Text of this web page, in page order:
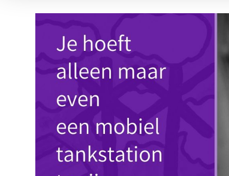
grotere
afbeelding